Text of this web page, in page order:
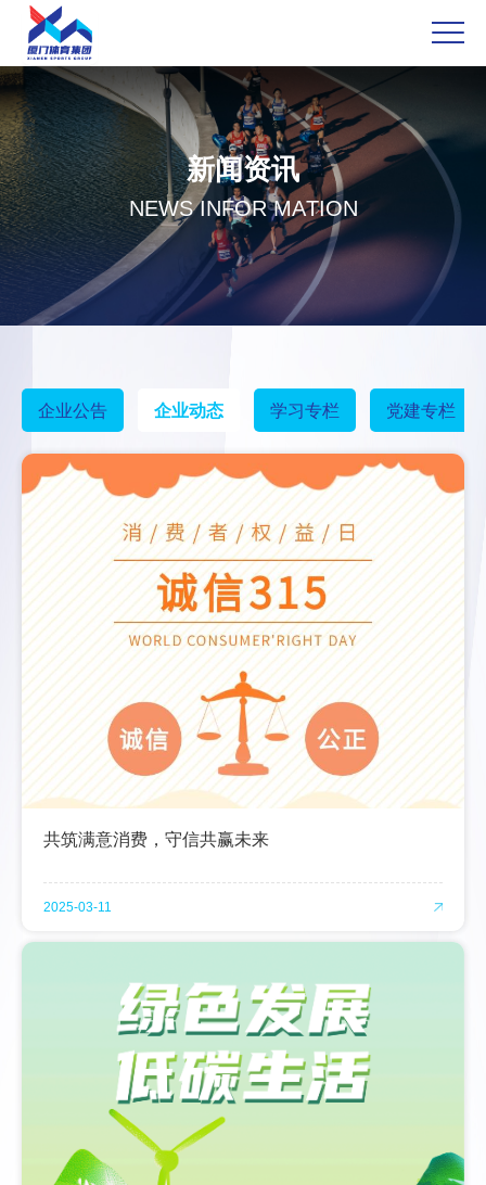
新闻资讯
NEWS INFOR MATION
企业公告 企业动态 学习专栏 党建专栏
共筑满意消费，守信共赢未来
2025-03-11